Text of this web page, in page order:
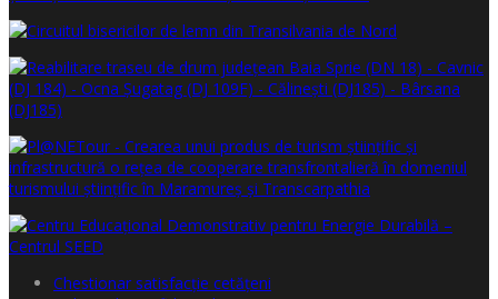
Chestionar satisfacţie cetăţeni